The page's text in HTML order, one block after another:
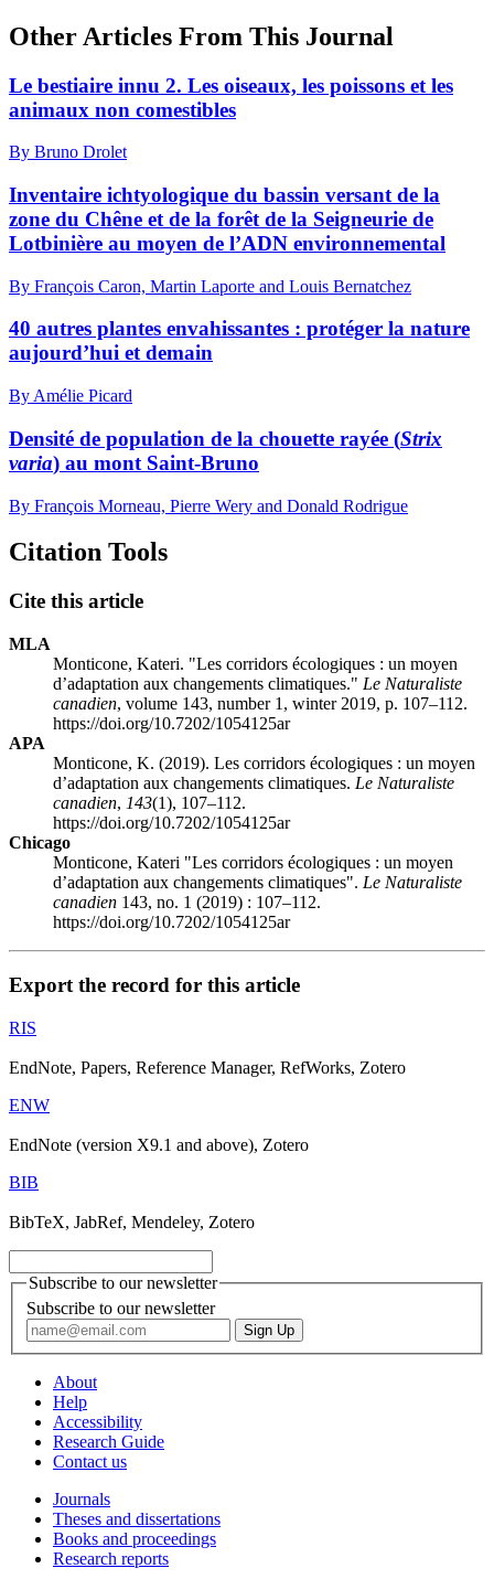
Other Articles From This Journal
Le bestiaire innu 2. Les oiseaux, les poissons et les
animaux non comestibles
By Bruno Drolet
Inventaire ichtyologique du bassin versant de la
zone du Chêne et de la forêt de la Seigneurie de
Lotbinière au moyen de l’ADN environnemental
By François Caron, Martin Laporte and Louis Bernatchez
40 autres plantes envahissantes : protéger la nature
aujourd’hui et demain
By Amélie Picard
Densité de population de la chouette rayée (Strix
varia) au mont Saint-Bruno
By François Morneau, Pierre Wery and Donald Rodrigue
Citation Tools
Cite this article
MLA
Monticone, Kateri. "Les corridors écologiques : un moyen
d’adaptation aux changements climatiques." Le Naturaliste
canadien, volume 143, number 1, winter 2019, p. 107–112.
https://doi.org/10.7202/1054125ar
APA
Monticone, K. (2019). Les corridors écologiques : un moyen
d’adaptation aux changements climatiques. Le Naturaliste
canadien, 143(1), 107–112.
https://doi.org/10.7202/1054125ar
Chicago
Monticone, Kateri "Les corridors écologiques : un moyen
d’adaptation aux changements climatiques". Le Naturaliste
canadien 143, no. 1 (2019) : 107–112.
https://doi.org/10.7202/1054125ar
Export the record for this article
RIS
EndNote, Papers, Reference Manager, RefWorks, Zotero
ENW
EndNote (version X9.1 and above), Zotero
BIB
BibTeX, JabRef, Mendeley, Zotero
Subscribe to our newsletter
Subscribe to our newsletter
About
Help
Accessibility
Research Guide
Contact us
Journals
Theses and dissertations
Books and proceedings
Research reports